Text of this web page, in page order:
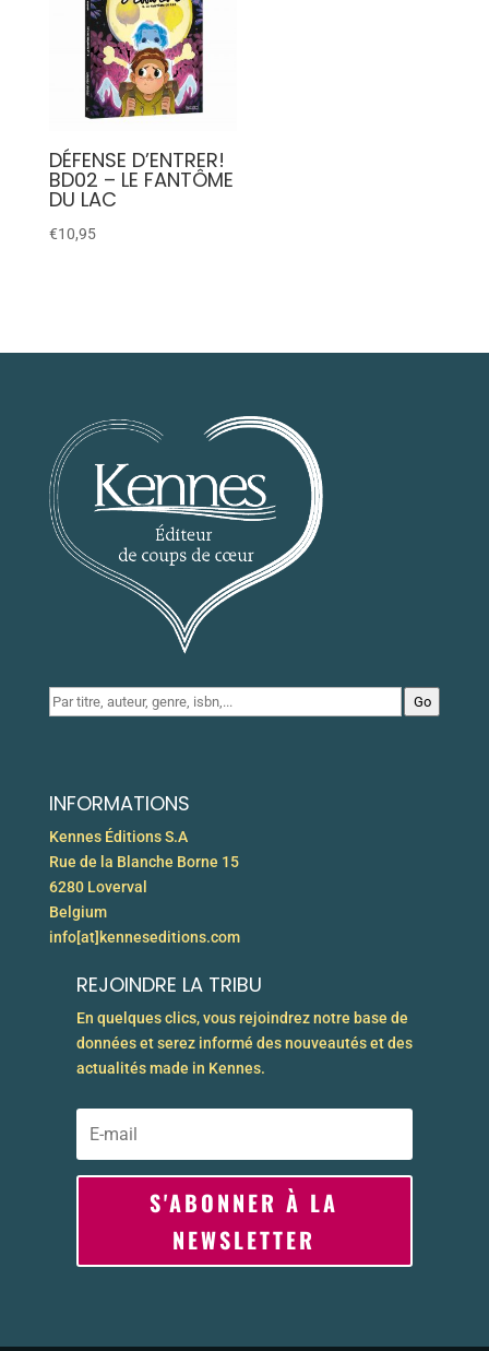
DÉFENSE D’ENTRER!
BD02 – LE FANTÔME
DU LAC
€10,95
Go
INFORMATIONS
Kennes Éditions S.A
Rue de la Blanche Borne 15
6280 Loverval
Belgium
info[at]kenneseditions.com
REJOINDRE LA TRIBU
En quelques clics, vous rejoindrez notre base de
données et serez informé des nouveautés et des
actualités made in Kennes.
S'ABONNER À LA
NEWSLETTER